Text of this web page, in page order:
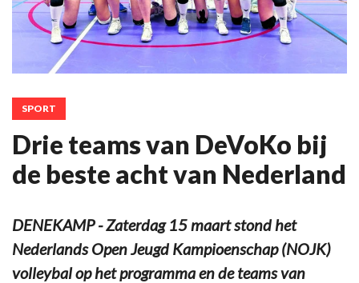
SPORT
Drie teams van DeVoKo bij
de beste acht van Nederland
DENEKAMP - Zaterdag 15 maart stond het
Nederlands Open Jeugd Kampioenschap (NOJK)
volleybal op het programma en de teams van